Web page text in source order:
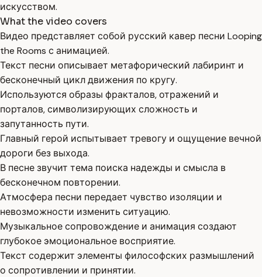
искусством.
What the video covers
Видео представляет собой русский кавер песни Looping
the Rooms с анимацией.
Текст песни описывает метафорический лабиринт и
бесконечный цикл движения по кругу.
Используются образы фракталов, отражений и
порталов, символизирующих сложность и
запутанность пути.
Главный герой испытывает тревогу и ощущение вечной
дороги без выхода.
В песне звучит тема поиска надежды и смысла в
бесконечном повторении.
Атмосфера песни передает чувство изоляции и
невозможности изменить ситуацию.
Музыкальное сопровождение и анимация создают
глубокое эмоциональное восприятие.
Текст содержит элементы философских размышлений
о сопротивлении и принятии.